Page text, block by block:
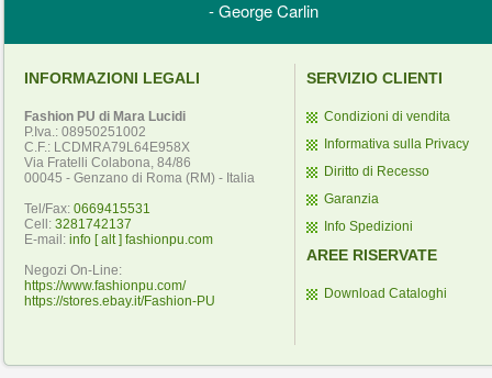
- George Carlin
INFORMAZIONI LEGALI
Fashion PU di Mara Lucidi
P.Iva.: 08950251002
C.F.: LCDMRA79L64E958X
Via Fratelli Colabona, 84/86
00045 - Genzano di Roma (RM) - Italia
Tel/Fax: 0669415531
Cell: 3281742137
E-mail: info [ alt ] fashionpu.com
Negozi On-Line:
https://www.fashionpu.com/
https://stores.ebay.it/Fashion-PU
SERVIZIO CLIENTI
Condizioni di vendita
Informativa sulla Privacy
Diritto di Recesso
Garanzia
Info Spedizioni
AREE RISERVATE
Download Cataloghi